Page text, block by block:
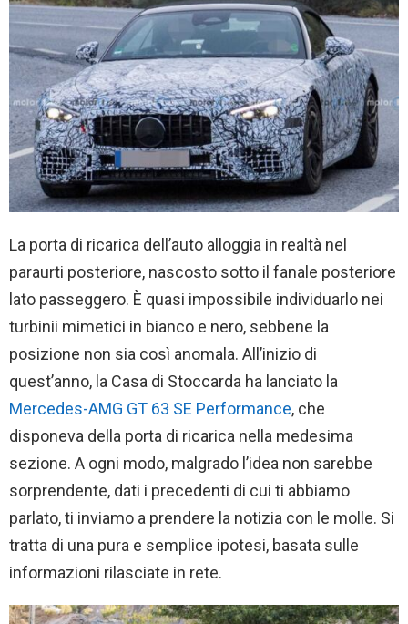
La porta di ricarica dell’auto alloggia in realtà nel
paraurti posteriore, nascosto sotto il fanale posteriore
lato passeggero. È quasi impossibile individuarlo nei
turbinii mimetici in bianco e nero, sebbene la
posizione non sia così anomala. All’inizio di
quest’anno, la Casa di Stoccarda ha lanciato la
Mercedes-AMG GT 63 SE Performance, che
disponeva della porta di ricarica nella medesima
sezione. A ogni modo, malgrado l’idea non sarebbe
sorprendente, dati i precedenti di cui ti abbiamo
parlato, ti inviamo a prendere la notizia con le molle. Si
tratta di una pura e semplice ipotesi, basata sulle
informazioni rilasciate in rete.